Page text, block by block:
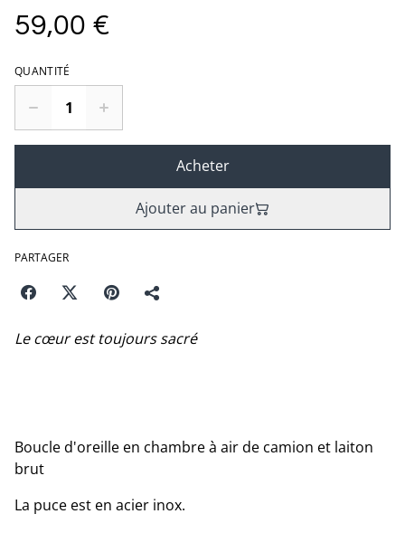
59,00 €
QUANTITÉ
Acheter
Ajouter au panier
PARTAGER
Le cœur est toujours sacré
Boucle d'oreille en chambre à air de camion et laiton
brut
La puce est en acier inox.